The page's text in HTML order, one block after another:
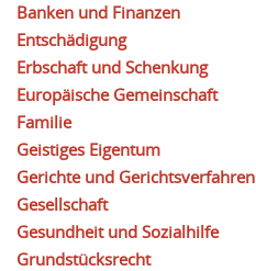
Banken und Finanzen
Entschädigung
Erbschaft und Schenkung
Europäische Gemeinschaft
Familie
Geistiges Eigentum
Gerichte und Gerichtsverfahren
Gesellschaft
Gesundheit und Sozialhilfe
Grundstücksrecht